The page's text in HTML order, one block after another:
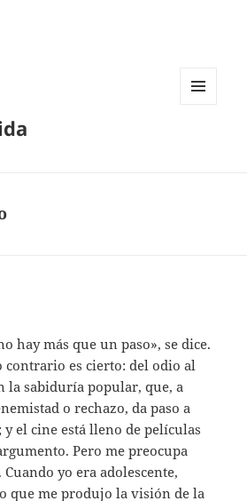
hay más que un paso», se dice.
contrario es cierto: del odio al
la sabiduría popular, que, a
o rechazo, da paso a
y el cine está lleno de películas
Pero me preocupa
yo era adolescente,
que me produjo la visión de la